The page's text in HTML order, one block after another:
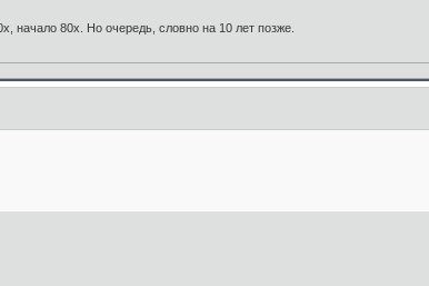
начало 80х. Но очередь, словно на 10 лет позже.